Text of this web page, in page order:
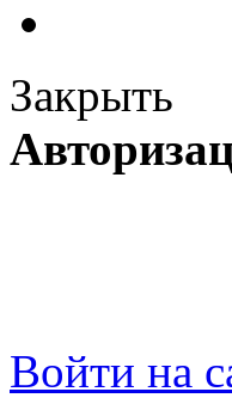
Закрыть
Войти на